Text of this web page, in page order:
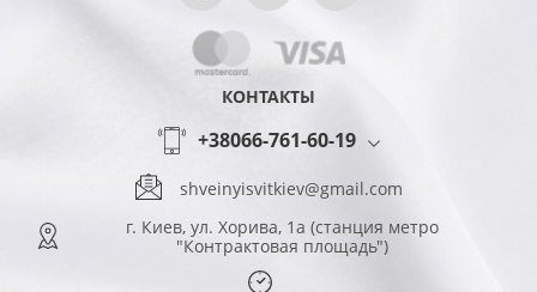
КОНТАКТЫ
+38066-761-60-19
shveinyisvitkiev@gmail.com
г. Киев, ул. Хорива, 1а (станция метро
"Контрактовая площадь")